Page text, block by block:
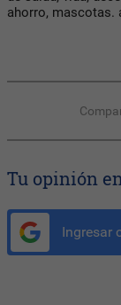
ahorro, mascotas.
Tu opinión
Ingresar